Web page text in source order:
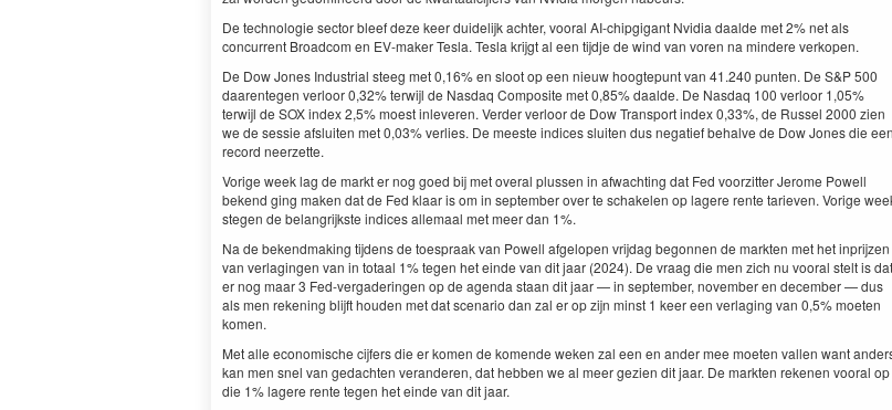
De technologie sector bleef deze keer duidelijk achter, vooral AI-chipgigant Nvidia daalde met 2% net als
concurrent Broadcom en EV-maker Tesla. Tesla krijgt al een tijdje de wind van voren na mindere verkopen.
De Dow Jones Industrial steeg met 0,16% en sloot op een nieuw hoogtepunt van 41.240 punten. De S&P 500
daarentegen verloor 0,32% terwijl de Nasdaq Composite met 0,85% daalde. De Nasdaq 100 verloor 1,05%
terwijl de SOX index 2,5% moest inleveren. Verder verloor de Dow Transport index 0,33%, de Russel 2000 zien
we de sessie afsluiten met 0,03% verlies. De meeste indices sluiten dus negatief behalve de Dow Jones die een
record neerzette.
Vorige week lag de markt er nog goed bij met overal plussen in afwachting dat Fed voorzitter Jerome Powell
bekend ging maken dat de Fed klaar is om in september over te schakelen op lagere rente tarieven. Vorige
stegen de belangrijkste indices allemaal met meer dan 1%.
Na de bekendmaking tijdens de toespraak van Powell afgelopen vrijdag begonnen de markten met het inprijzen
van verlagingen van in totaal 1% tegen het einde van dit jaar (2024). De vraag die men zich nu vooral stelt is dat
er nog maar 3 Fed-vergaderingen op de agenda staan dit jaar — in september, november en december — dus
als men rekening blijft houden met dat scenario dan zal er op zijn minst 1 keer een verlaging van 0,5% moeten
komen.
Met alle economische cijfers die er komen de komende weken zal een en ander mee moeten vallen want
kan men snel van gedachten veranderen, dat hebben we al meer gezien dit jaar. De markten rekenen vooral op
die 1% lagere rente tegen het einde van dit jaar.